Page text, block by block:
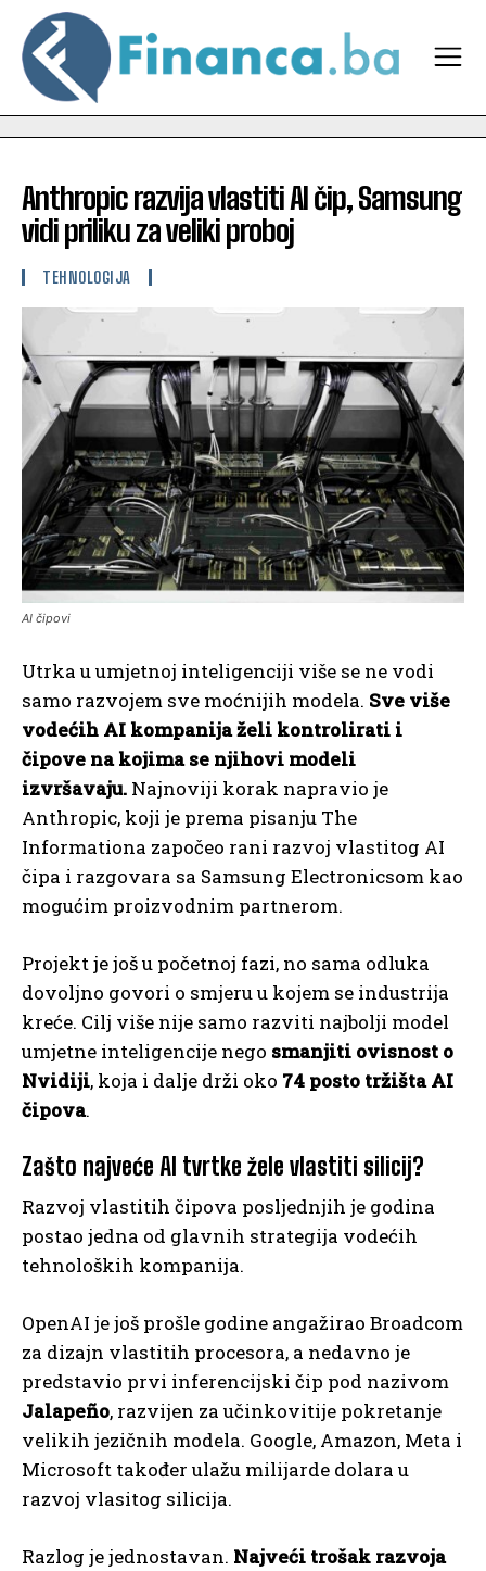
Anthropic razvija vlastiti AI čip, Samsung
vidi priliku za veliki proboj
TEHNOLOGIJA
AI čipovi
Utrka u umjetnoj inteligenciji više se ne vodi
samo razvojem sve moćnijih modela. Sve više
vodećih AI kompanija želi kontrolirati i
čipove na kojima se njihovi modeli
izvršavaju. Najnoviji korak napravio je
Anthropic, koji je prema pisanju The
Informationa započeo rani razvoj vlastitog AI
čipa i razgovara sa Samsung Electronicsom kao
mogućim proizvodnim partnerom.
Projekt je još u početnoj fazi, no sama odluka
dovoljno govori o smjeru u kojem se industrija
kreće. Cilj više nije samo razviti najbolji model
umjetne inteligencije nego smanjiti ovisnost o
Nvidiji, koja i dalje drži oko 74 posto tržišta AI
čipova.
Zašto najveće AI tvrtke žele vlastiti silicij?
Razvoj vlastitih čipova posljednjih je godina
postao jedna od glavnih strategija vodećih
tehnoloških kompanija.
OpenAI je još prošle godine angažirao Broadcom
za dizajn vlastitih procesora, a nedavno je
predstavio prvi inferencijski čip pod nazivom
Jalapeño, razvijen za učinkovitije pokretanje
velikih jezičnih modela. Google, Amazon, Meta i
Microsoft također ulažu milijarde dolara u
razvoj vlasitog silicija.
Razlog je jednostavan. Najveći trošak razvoja